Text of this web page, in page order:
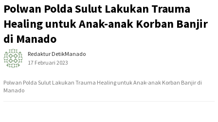
Polwan Polda Sulut Lakukan Trauma
Healing untuk Anak-anak Korban Banjir
di Manado
Redaktur DetikManado
17 Februari 2023
Polwan Polda Sulut Lakukan Trauma Healing untuk Anak-anak Korban Banjir di
Manado